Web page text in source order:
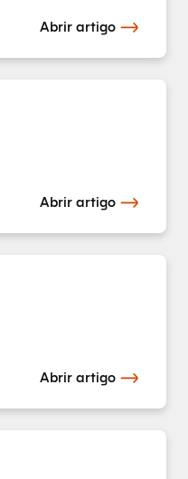
Abrir artigo
Abrir artigo
Abrir artigo